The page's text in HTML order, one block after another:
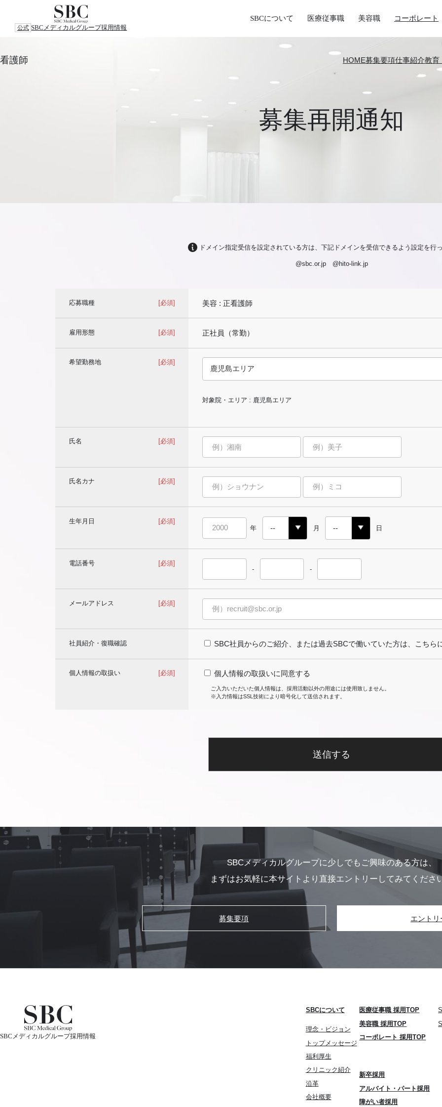
公式 SBCメディカルグループ採用情報
SBCについて 医療従事職 美容職 コーポレート
看護師 HOME募集要項仕事紹介教育
募集再開通知
ドメイン指定受信を設定されている方は、下記ドメインを受信できるよう設定を行
@sbc.or.jp @hito-link.jp
応募職種 [必須] 美容 : 正看護師
雇用形態 [必須] 正社員（常勤）
希望勤務地 [必須]
対象院・エリア : 鹿児島エリア
氏名 [必須]
氏名カナ [必須]
生年月日
[必須]
年
月 日
電話番号 [必須]
- -
メールアドレス [必須]
社員紹介・復職確認 SBC社員からのご紹介、または過去SBCで働いていた方は、こちら
個人情報の取扱い [必須] 個人情報の取扱いに同意する
ご入力いただいた個人情報は、採用活動以外の用途には使用致しません。
※入力情報はSSL技術により暗号化して送信されます。
送信する
SBCメディカルグループに少しでも ご興味のある方は、
まずはお気軽に本サイト より直接エントリーしてみてくださ
募集要項 エントリ
SBCメディカルグループ採用情報
SBCについて
理念・ビジョン
トップメッセージ
福利厚生
クリニック紹介
沿革
会社概要
医療従事職 採用TOP
美容職 採用TOP
コーポレート 採用TOP
新卒採用
アルバイト・パート採用
障がい者採用